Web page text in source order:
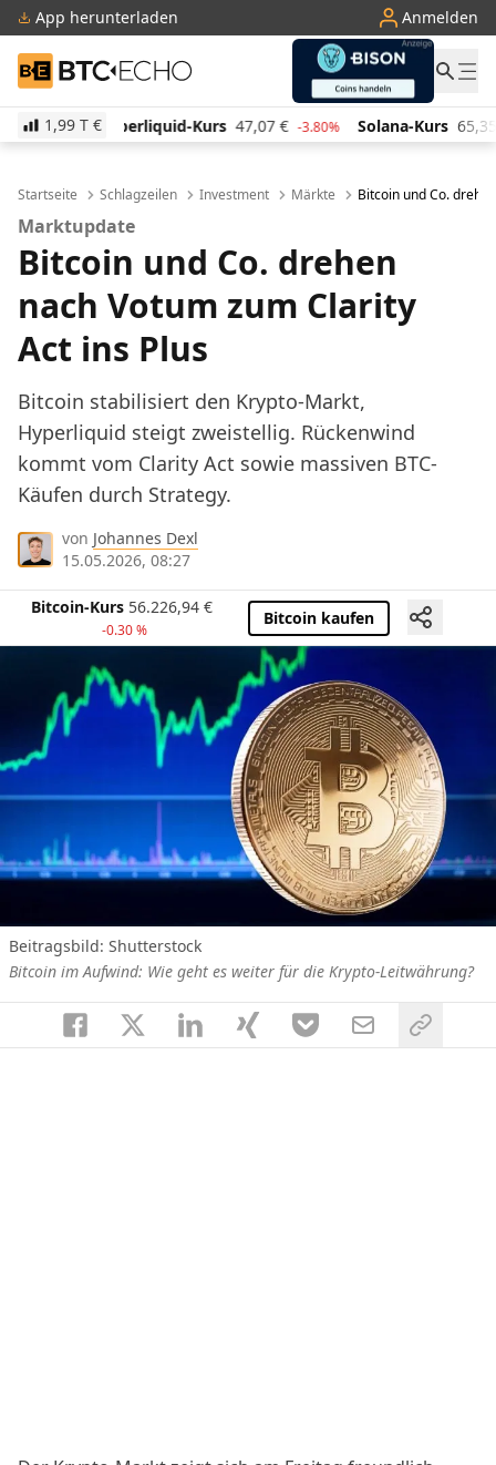
App herunterladen Anmelden
BTC-ECHO
1,99 T €
Kurs 47,07 -3.80% Solana-Kurs 65,35 € 2.30% TRON-Kurs
Startseite Schlagzeilen Investment Märkte Bitcoin und Co.
Marktupdate
Bitcoin und Co. drehen
nach Votum zum Clarity
Act ins Plus
Bitcoin stabilisiert den Krypto-Markt,
Hyperliquid steigt zweistellig. Rückenwind
kommt vom Clarity Act sowie massiven BTC-
Käufen durch Strategy.
von Johannes Dexl
15.05.2026, 08:27
Bitcoin-Kurs 56.226,94 €
-0.30 %
Bitcoin kaufen
Beitragsbild: Shutterstock
Bitcoin im Aufwind: Wie geht es weiter für die Krypto-Leitwährung?